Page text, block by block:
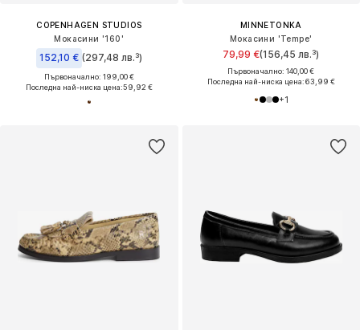
COPENHAGEN STUDIOS
Мокасини '160'
152,10 € (297,48 лв.³)
Първоначално: 199,00 €
Последна най-ниска цена:59,92 €
MINNETONKA
Мокасини 'Tempe'
79,99 €(156,45 лв.³)
Първоначално: 140,00 €
Последна най-ниска цена:63,99 €
+1